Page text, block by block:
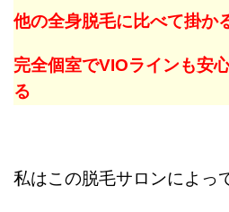
他の全身脱毛に比べて掛か
完全個室でVIOラインも安
る
私はこの脱毛サロンによっ